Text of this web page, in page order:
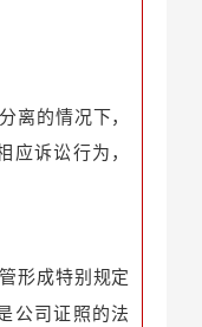
离的情况下，
应诉讼行为，
形成特别规定
公司证照的法